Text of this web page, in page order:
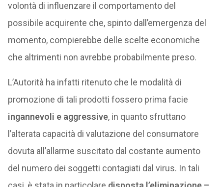
volontà di influenzare il comportamento del
possibile acquirente che, spinto dall’emergenza del
momento, compierebbe delle scelte economiche
che altrimenti non avrebbe probabilmente preso.
L’Autorità ha infatti ritenuto che le modalità di
promozione di tali prodotti fossero prima facie
ingannevoli e aggressive, in quanto sfruttano
l’alterata capacità di valutazione del consumatore
dovuta all’allarme suscitato dal costante aumento
del numero dei soggetti contagiati dal virus. In tali